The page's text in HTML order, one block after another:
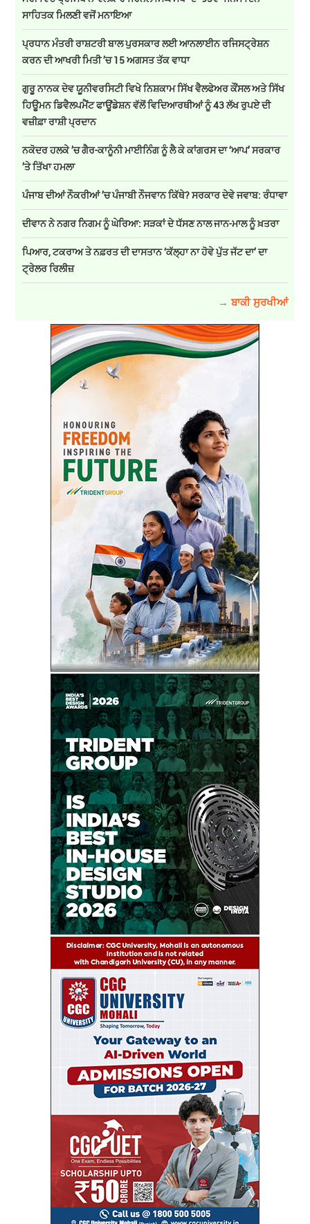
ਸਾਹਿਤਕ ਮਿਲਣੀ ਵਜੋਂ ਮਨਾਇਆ
ਪ੍ਰਧਾਨ ਮੰਤਰੀ ਰਾਸ਼ਟਰੀ ਬਾਲ ਪੁਰਸਕਾਰ ਲਈ ਆਨਲਾਈਨ ਰਜਿਸਟ੍ਰੇਸ਼ਨ
ਕਰਨ ਦੀ ਆਖਰੀ ਮਿਤੀ ’ਚ 15 ਅਗਸਤ ਤੱਕ ਵਾਧਾ
ਗੁਰੂ ਨਾਨਕ ਦੇਵ ਯੂਨੀਵਰਸਿਟੀ ਵਿਖੇ ਨਿਸ਼ਕਾਮ ਸਿੱਖ ਵੈਲਫੇਅਰ ਕੌਂਸਲ ਅਤੇ ਸਿੱਖ
ਹਿਊਮਨ ਡਿਵੈਲਪਮੈਂਟ ਫਾਊਂਡੇਸ਼ਨ ਵੱਲੋਂ ਵਿਦਿਆਰਥੀਆਂ ਨੂੰ 43 ਲੱਖ ਰੁਪਏ ਦੀ
ਵਜ਼ੀਫ਼ਾ ਰਾਸ਼ੀ ਪ੍ਰਦਾਨ
ਨਕੋਦਰ ਹਲਕੇ ’ਚ ਗੈਰ-ਕਾਨੂੰਨੀ ਮਾਈਨਿੰਗ ਨੂੰ ਲੈ ਕੇ ਕਾਂਗਰਸ ਦਾ ‘ਆਪ’ ਸਰਕਾਰ
’ਤੇ ਤਿੱਖਾ ਹਮਲਾ
ਪੰਜਾਬ ਦੀਆਂ ਨੌਕਰੀਆਂ ’ਚ ਪੰਜਾਬੀ ਨੌਜਵਾਨ ਕਿੱਥੇ? ਸਰਕਾਰ ਦੇਵੇ ਜਵਾਬ: ਰੰਧਾਵਾ
ਦੀਵਾਨ ਨੇ ਨਗਰ ਨਿਗਮ ਨੂੰ ਘੇਰਿਆ: ਸੜਕਾਂ ਦੇ ਧੱਸਣ ਨਾਲ ਜਾਨ-ਮਾਲ ਨੂੰ ਖ਼ਤਰਾ
ਪਿਆਰ, ਟਕਰਾਅ ਤੇ ਨਫ਼ਰਤ ਦੀ ਦਾਸਤਾਨ ‘ਕੱਲ੍ਹਾ ਨਾ ਹੋਵੇ ਪੁੱਤ ਜੱਟ ਦਾ’ ਦਾ
ਟ੍ਰੇਲਰ ਰਿਲੀਜ਼
→ ਬਾਕੀ ਸੁਰਖੀਆਂ